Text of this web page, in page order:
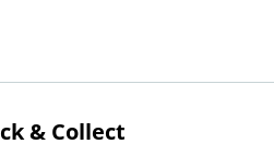
& Collect